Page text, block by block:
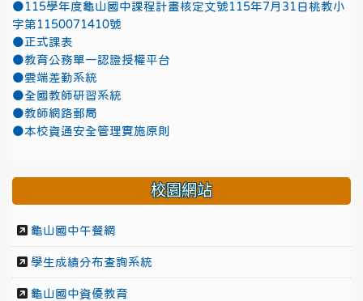
●115學年度龜山國中課程計畫核定文號115年7月31日桃教小
字第1150071410號
●正式課表
●教育公務單一認證授權平台
●雲端差勤系統
●全國教師研習系統
●教師網路郵局
●本校資通安全管理實施原則
校園網站
龜山國中午餐網
學生成績分布查詢系統
龜山國中資優教育